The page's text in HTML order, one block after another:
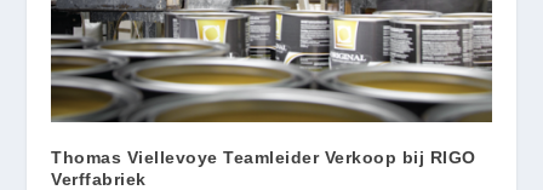
Thomas Viellevoye Teamleider Verkoop bij RIGO
Verffabriek